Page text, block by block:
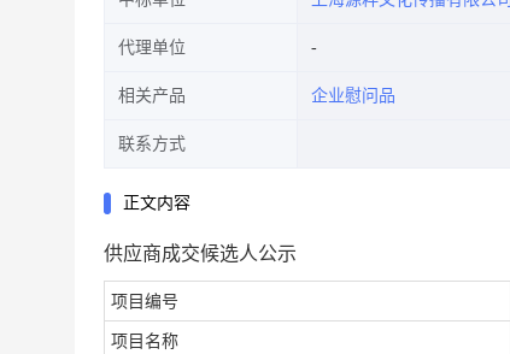
代理单位
相关产品 企业慰问品
联系方式
正文内容
供应商成交候选人公示
项目编号
项目名称